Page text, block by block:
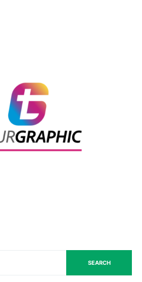
SEARCH